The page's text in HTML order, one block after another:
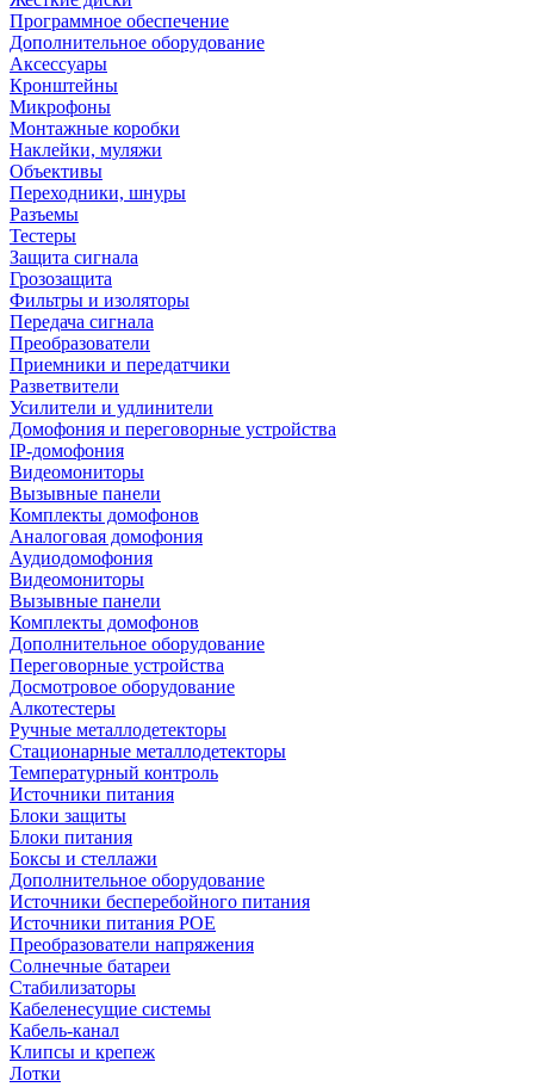
Программное обеспечение
Дополнительное оборудование
Аксессуары
Кронштейны
Микрофоны
Монтажные коробки
Наклейки, муляжи
Объективы
Переходники, шнуры
Разъемы
Тестеры
Защита сигнала
Грозозащита
Фильтры и изоляторы
Передача сигнала
Преобразователи
Приемники и передатчики
Разветвители
Усилители и удлинители
Домофония и переговорные устройства
IP-домофония
Видеомониторы
Вызывные панели
Комплекты домофонов
Аналоговая домофония
Аудиодомофония
Видеомониторы
Вызывные панели
Комплекты домофонов
Дополнительное оборудование
Переговорные устройства
Досмотровое оборудование
Алкотестеры
Ручные металлодетекторы
Стационарные металлодетекторы
Температурный контроль
Источники питания
Блоки защиты
Блоки питания
Боксы и стеллажи
Дополнительное оборудование
Источники бесперебойного питания
Источники питания POE
Преобразователи напряжения
Солнечные батареи
Стабилизаторы
Кабеленесущие системы
Кабель-канал
Клипсы и крепеж
Лотки